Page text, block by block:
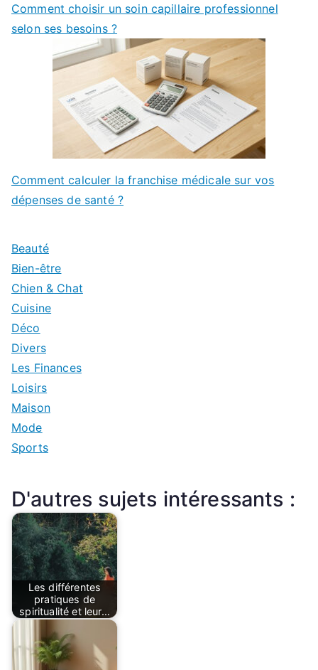
Comment choisir un soin capillaire professionnel
selon ses besoins ?
Comment calculer la franchise médicale sur vos
dépenses de santé ?
Beauté
Bien-être
Chien & Chat
Cuisine
Déco
Divers
Les Finances
Loisirs
Maison
Mode
Sports
D'autres sujets intéressants :
Les différentes
pratiques de
spiritualité et leur…